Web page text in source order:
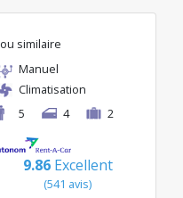
ou similaire
Manuel
Climatisation
5
4 2
9.86 Excellent
(541 avis)